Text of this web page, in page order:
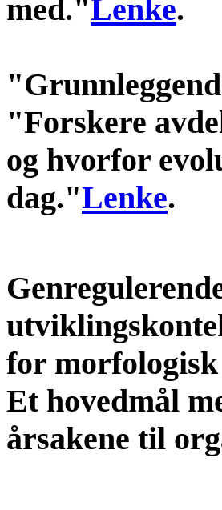
med."Lenke.
"Forskere
og hvorfor
dag."Lenke.
for morfologisk
Et hovedmål
årsakene til